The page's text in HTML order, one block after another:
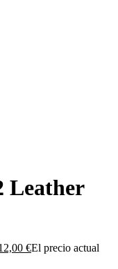
Leather
€El precio actual